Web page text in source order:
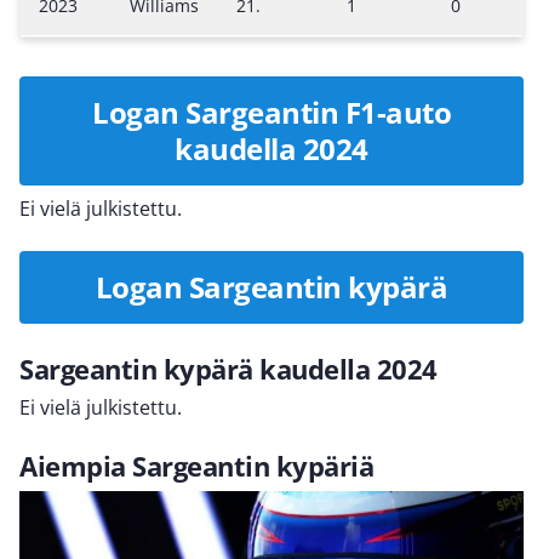
2023 Williams 21. 1 0
Logan Sargeantin F1-auto
kaudella 2024
Ei vielä julkistettu.
Logan Sargeantin kypärä
Sargeantin kypärä kaudella 2024
Ei vielä julkistettu.
Aiempia Sargeantin kypäriä